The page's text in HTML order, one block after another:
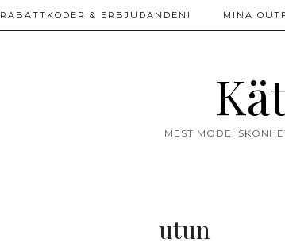
MEST MODE,
RABATTKODER & ERBJUDANDEN! MINA
utun